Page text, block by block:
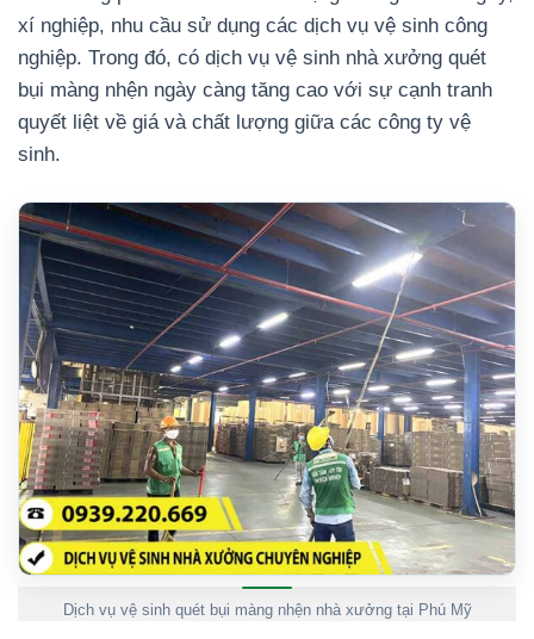
xí nghiệp, nhu cầu sử dụng các dịch vụ vệ sinh công
nghiệp. Trong đó, có dịch vụ vệ sinh nhà xưởng quét
bụi màng nhện ngày càng tăng cao với sự cạnh tranh
quyết liệt về giá và chất lượng giữa các công ty vệ
sinh.
Dịch vụ vệ sinh quét bụi màng nhện nhà xưởng tại Phú Mỹ